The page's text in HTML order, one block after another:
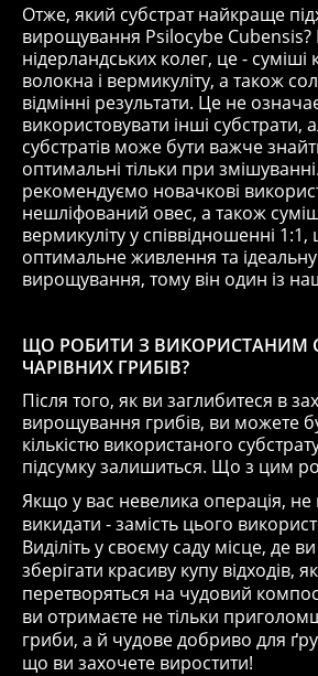
Отже, який субстрат найкраще
вирощування Psilocybe
нідерландських колег, це - суміші
волокна і вермикуліту, а також
відмінні результати. Це не
використовувати інші субстрати,
субстратів може бути важче
оптимальні тільки при
рекомендуємо новачкові
нешліфований овес, а також
вермикуліту у співвідношенні
оптимальне живлення та ідеальну
вирощування, тому він один із
ЩО РОБИТИ З ВИКОРИСТАНИМ
ЧАРІВНИХ ГРИБІВ?
Після того, як ви заглибитеся в
вирощування грибів, ви можете
кількістю використаного
підсумку залишиться. Що з цим
Якщо у вас невелика операція, не
викидати - замість цього
Виділіть у своєму саду місце, де
зберігати красиву купу відходів,
перетворяться на чудовий
ви отримаєте не тільки
гриби, а й чудове добриво для
що ви захочете виростити!